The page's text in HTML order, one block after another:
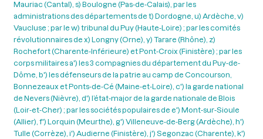
Mauriac (Cantal), s) Boulogne (Pas-de-Calais), par les
administrations des départements de t) Dordogne, u) Ardèche, v)
Vaucluse ; par le w) tribunal du Puy (Haute-Loire) ; par les comités
révolutionnaires de x) Longny (Orne), y) Tarare (Rhône), z)
Rochefort (Charente-Inférieure) et Pont-Croix (Finistère) ; par les
corps militaires a') les 3 compagnies du département du Puy-de-
Dôme, b') les défenseurs de la patrie au camp de Concourson,
Bonnezeaux et Ponts-de-Cé (Maine-et-Loire), c') la garde national
de Nevers (Nièvre), d') l’état-major de la garde nationale de Blois
(Loir-et-Cher) ; par les sociétés populaires de e') Mont-sur-Sioule
(Allier), f') Lorquin (Meurthe), g') Villeneuve-de-Berg (Ardèche), h')
Tulle (Corrèze), i') Audierne (Finistère), j') Segonzac (Charente), k')